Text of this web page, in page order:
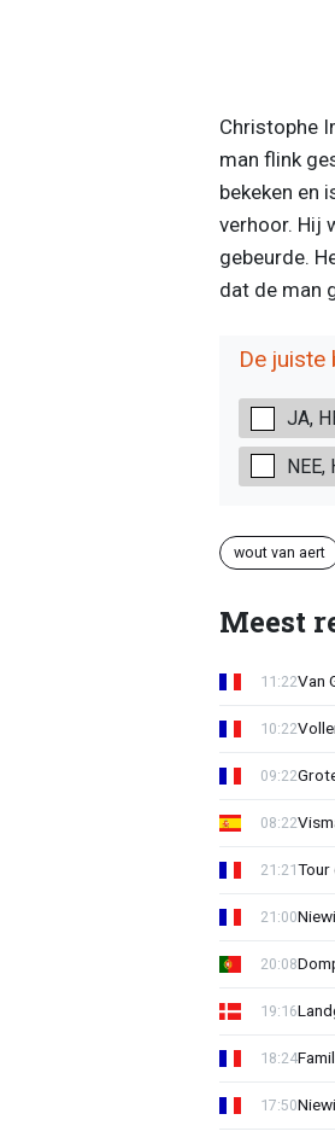
Christophe
man flink
bekeken en
verhoor. Hij
gebeurde.
dat de man
De juiste
JA,
NEE,
wout van aert
Meest
Van
11:22
10:22
09:22
08:22
Tour
21:21
21:00
20:08
19:16
18:24
17:50